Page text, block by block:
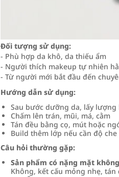
Đối tượng sử dụng:
- Phù hợp da khô, da thiếu ẩm
- Người thích makeup tự nhiên
- Từ người mới bắt đầu đến
Hướng dẫn sử dụng:
Sau bước dưỡng da, lấy lượng
Chấm lên trán, mũi, má, cằm
Tán đều bằng cọ, mút hoặc
Build thêm lớp nếu cần độ
Câu hỏi thường gặp:
Sản phẩm có nặng mặt
Không, kết cấu mỏng nhẹ,